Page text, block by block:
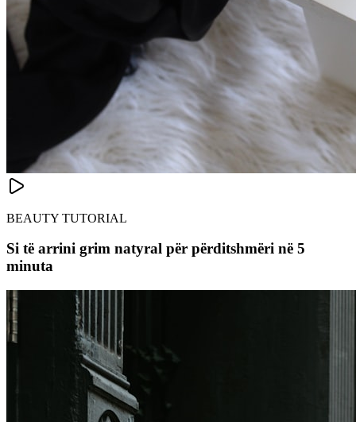
BEAUTY TUTORIAL
Si të arrini grim natyral për përditshmëri në 5
minuta